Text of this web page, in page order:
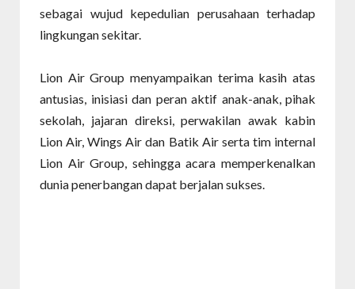
sebagai wujud kepedulian perusahaan terhadap
lingkungan sekitar.
Lion Air Group menyampaikan terima kasih atas
antusias, inisiasi dan peran aktif anak-anak, pihak
sekolah, jajaran direksi, perwakilan awak kabin
Lion Air, Wings Air dan Batik Air serta tim internal
Lion Air Group, sehingga acara memperkenalkan
dunia penerbangan dapat berjalan sukses.